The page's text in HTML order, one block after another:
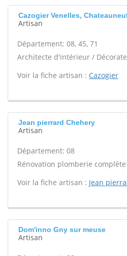
Cazogier Venelles,
Artisan
Département: 08, 45, 71
Architecte d'intérieur /
Voir la fiche artisan : Cazogier
Jean pierrard Chehery
Artisan
Département: 08
Rénovation plomberie
Voir la fiche artisan : Jean
Dom'inno Gny sur meuse
Artisan